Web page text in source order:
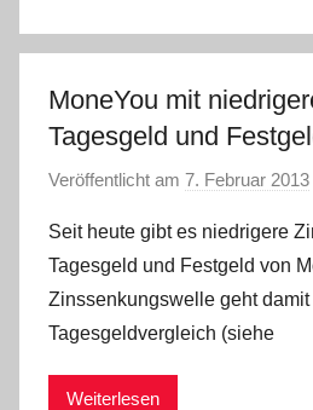
MoneYou mit
Tagesgeld und
Veröffentlicht am 7. Februar 2013
Seit heute gibt es niedrigere
Tagesgeld und Festgeld von
Zinssenkungswelle geht damit
Tagesgeldvergleich (siehe
Weiterlesen